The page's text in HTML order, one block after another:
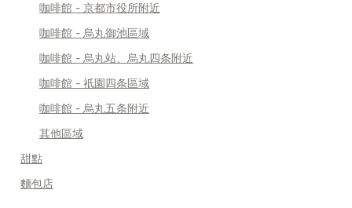
咖啡館 - 京都市役所附近
咖啡館 - 烏丸御池區域
咖啡館 - 烏丸站、烏丸四条附近
咖啡館 - 祇園四条區域
咖啡館 - 烏丸五条附近
其他區域
甜點
麵包店